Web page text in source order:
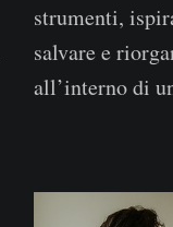
strumenti,
salvare e
all’interno di